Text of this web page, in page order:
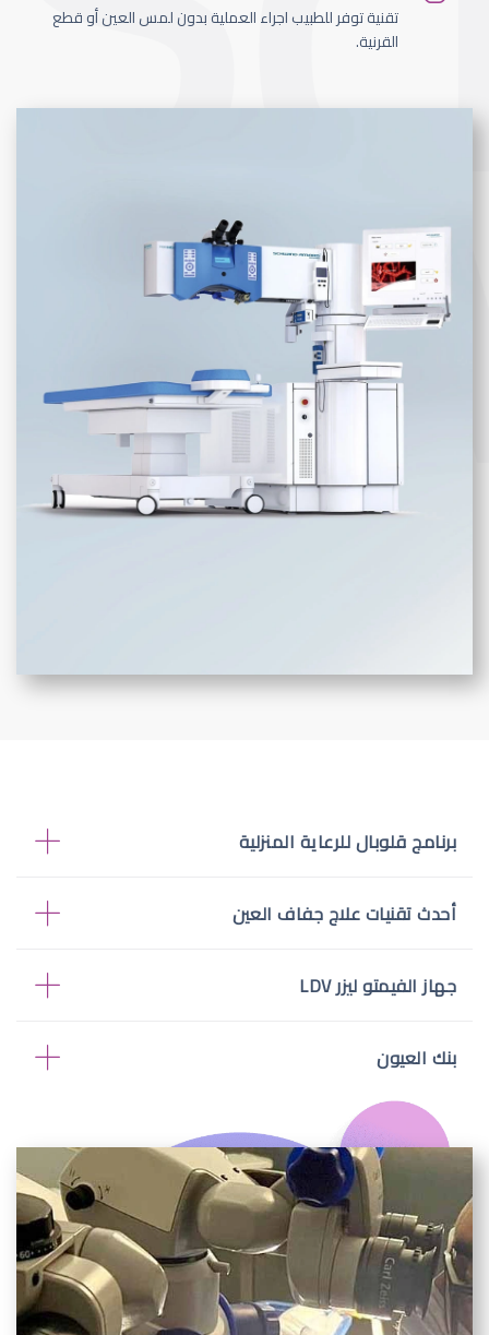
تقنية توفر للطبيب اجراء العملية بدون لمس العين أو قطع
القرنية.
برنامج قلوبال للرعاية المنزلية
أحدث تقنيات علاج جفاف العين
جهاز الفيمتو ليزر LDV
بنك العيون